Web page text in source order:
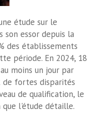
étude sur le
son essor depuis la
des établissements
période. En 2024, 18
moins un jour par
de fortes disparités
de qualification, le
l'étude détaille.